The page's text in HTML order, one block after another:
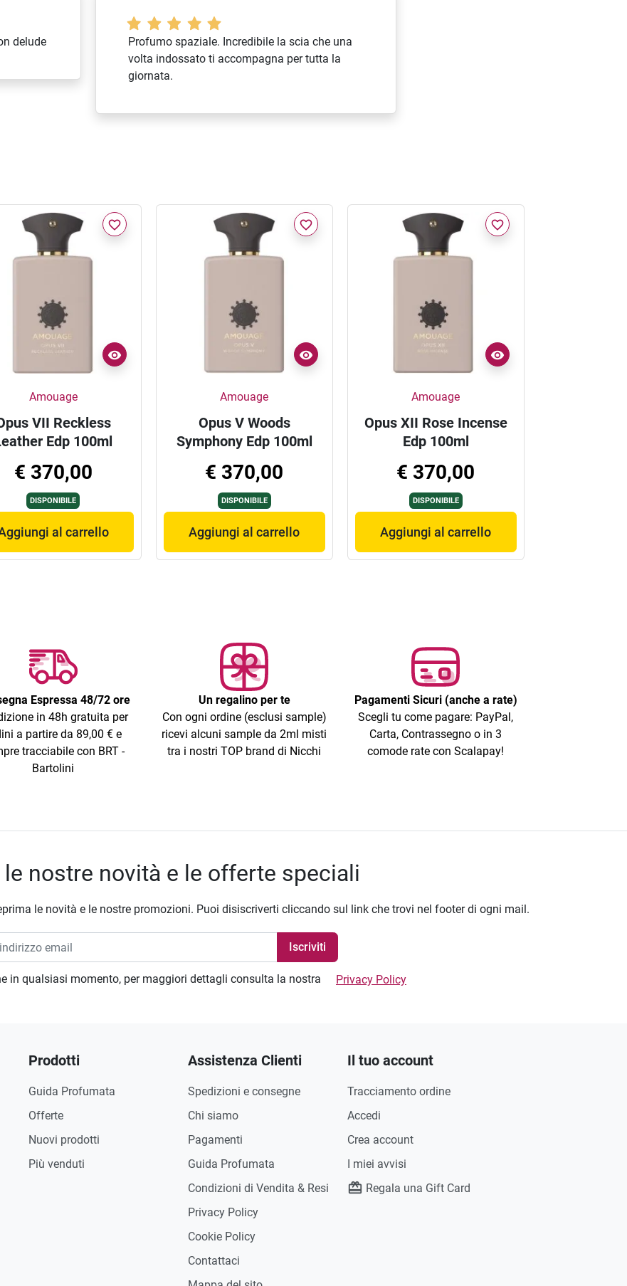
delude
Profumo spaziale. Incredibile la scia che una
volta indossato ti accompagna per tutta la
giornata.
favorite_border
Amouage
VII Reckless
Edp 100ml
€ 370,00
DISPONIBILE
al carrello
favorite_border
Amouage
Opus V Woods
Symphony Edp 100ml
€ 370,00
DISPONIBILE
Aggiungi al carrello
favorite_border
Amouage
Opus XII Rose Incense
Edp 100ml
€ 370,00
DISPONIBILE
Aggiungi al carrello
Espressa 48/72 ore
in 48h gratuita per
a partire da 89,00 € e
tracciabile con BRT -
Bartolini
Un regalino per te
Con ogni ordine (esclusi sample)
ricevi alcuni sample da 2ml misti
tra i nostri TOP brand di Nicchi
Pagamenti Sicuri (anche a rate)
Scegli tu come pagare: PayPal,
Carta, Contrassegno o in 3
comode rate con Scalapay!
le nostre novità e le offerte speciali
le novità e le nostre promozioni. Puoi disiscriverti cliccando sul link che trovi nel footer di ogni mail.
in qualsiasi momento, per maggiori dettagli consulta la nostra Privacy Policy
Prodotti
Guida Profumata
Offerte
Nuovi prodotti
Più venduti
Assistenza Clienti
Spedizioni e consegne
Chi siamo
Pagamenti
Guida Profumata
Condizioni di Vendita & Resi
Privacy Policy
Cookie Policy
Contattaci
Il tuo account
Tracciamento ordine
Accedi
Crea account
I miei avvisi
Regala una Gift Card